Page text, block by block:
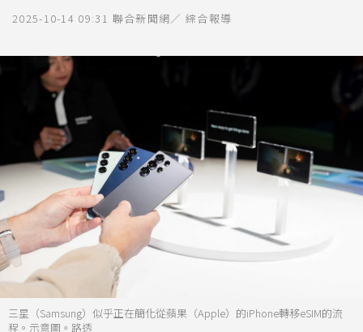
2025-10-14 09:31 聯合新聞網／ 綜合報導
三星（Samsung）似乎正在簡化從蘋果（Apple）的iPhone轉移eSIM的流
程。示意圖。路透